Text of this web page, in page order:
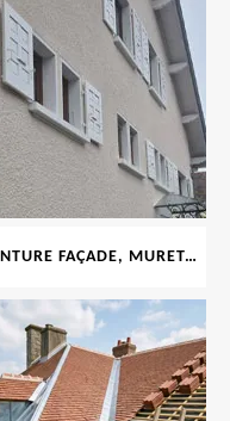
PEINTURE FAÇADE, MURET, TOITURE, BOISERIE, FERRONERIE, GOUTTIÈRE 69